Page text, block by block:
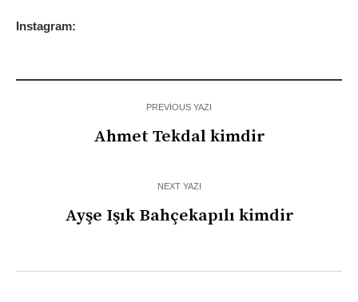
Instagram:
PREVIOUS YAZI
Ahmet Tekdal kimdir
NEXT YAZI
Ayşe Işık Bahçekapılı kimdir